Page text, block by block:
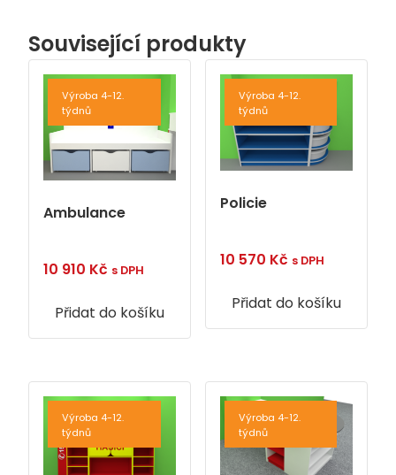
Související produkty
Výroba 4-12.
týdnů
Ambulance
10 910 Kč s DPH
Přidat do košíku
Výroba 4-12.
týdnů
Policie
10 570 Kč s DPH
Přidat do košíku
Výroba 4-12.
týdnů
Výroba 4-12.
týdnů